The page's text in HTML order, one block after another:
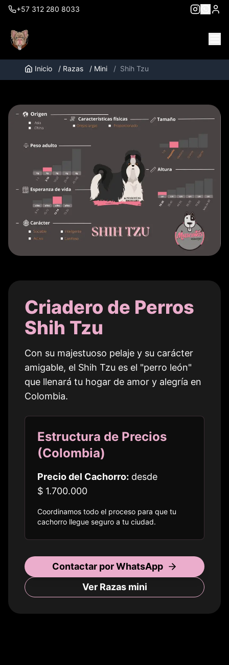
+57 312 280 8033
Inicio / Razas / Mini / Shih Tzu
Criadero de Perros
Shih Tzu
Con su majestuoso pelaje y su carácter
amigable, el Shih Tzu es el "perro león"
que llenará tu hogar de amor y alegría en
Colombia.
Estructura de Precios
(Colombia)
Precio del Cachorro: desde
$ 1.700.000
Coordinamos todo el proceso para que tu
cachorro llegue seguro a tu ciudad.
Contactar por WhatsApp
Ver Razas mini